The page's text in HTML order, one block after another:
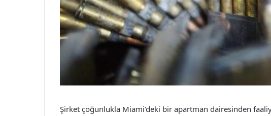
Şirket çoğunlukla Miami’deki bir apartman dairesinden